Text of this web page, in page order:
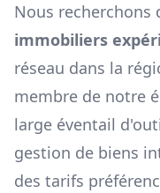
Nous recherchons
immobiliers
réseau dans la
membre de notre
large éventail
gestion de biens
des tarifs